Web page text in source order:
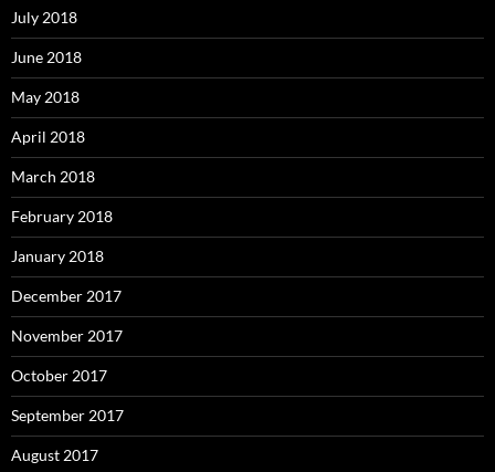
July 2018
June 2018
May 2018
April 2018
March 2018
February 2018
January 2018
December 2017
November 2017
October 2017
September 2017
August 2017